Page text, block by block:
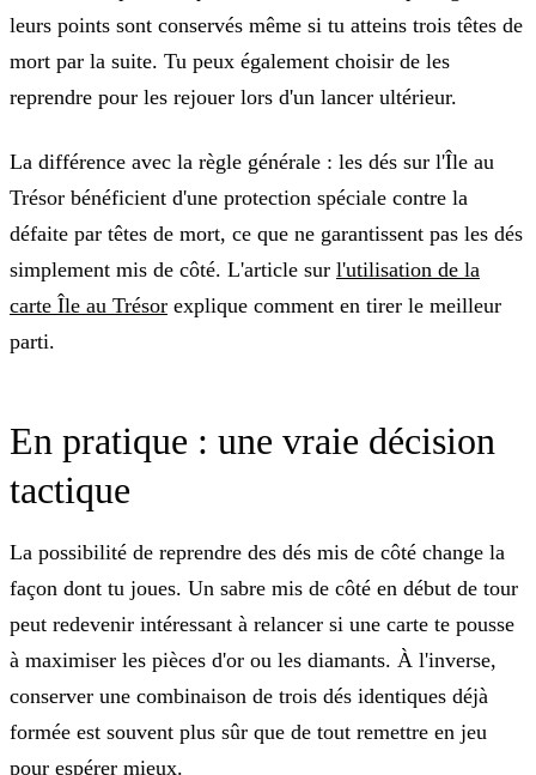
leurs points sont conservés même si tu atteins trois têtes de
mort par la suite. Tu peux également choisir de les
reprendre pour les rejouer lors d'un lancer ultérieur.
La différence avec la règle générale : les dés sur l'Île au
Trésor bénéficient d'une protection spéciale contre la
défaite par têtes de mort, ce que ne garantissent pas les dés
simplement mis de côté. L'article sur l'utilisation de la
carte Île au Trésor explique comment en tirer le meilleur
parti.
En pratique : une vraie décision
tactique
La possibilité de reprendre des dés mis de côté change la
façon dont tu joues. Un sabre mis de côté en début de tour
peut redevenir intéressant à relancer si une carte te pousse
à maximiser les pièces d'or ou les diamants. À l'inverse,
conserver une combinaison de trois dés identiques déjà
formée est souvent plus sûr que de tout remettre en jeu
pour espérer mieux.